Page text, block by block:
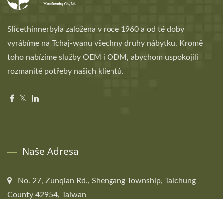
Slicethinnerbyla založena v roce 1960 a od té doby
vyrábíme na Tchaj-wanu všechny druhy nábytku. Kromě
toho nabízíme služby OEM i ODM, abychom uspokojili
rozmanité potřeby našich klientů.
Naše Adresa
No. 27, Zunqian Rd., Shengang Township, Taichung
County 42954, Taiwan